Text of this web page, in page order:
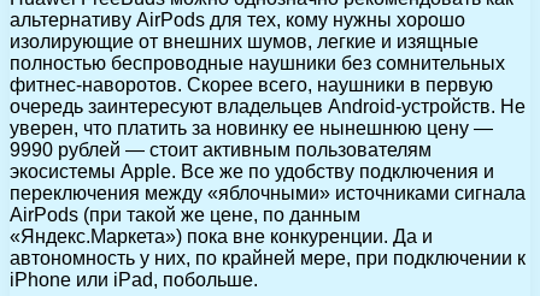
альтернативу AirPods для тех, кому нужны хорошо
изолирующие от внешних шумов, легкие и изящные
полностью беспроводные наушники без сомнительных
фитнес-наворотов. Скорее всего, наушники в первую
очередь заинтересуют владельцев Android-устройств. Не
уверен, что платить за новинку ее нынешнюю цену —
9990 рублей — стоит активным пользователям
экосистемы Apple. Все же по удобству подключения и
переключения между «яблочными» источниками сигнала
AirPods (при такой же цене, по данным
«Яндекс.Маркета») пока вне конкуренции. Да и
автономность у них, по крайней мере, при подключении к
iPhone или iPad, побольше.